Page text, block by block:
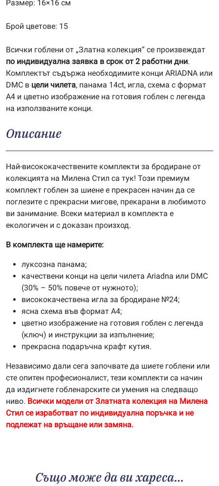
Размер: 16×16 см
Брой цветове: 15
Всички гоблени от „Златна колекция“ се произвеждат
по индивидуална заявка в срок от 2 работни дни.
Комплектът съдържа необходимите конци ARIADNA или
DMC в цели чилета, панама 14ct, игла, схема с формат
А4 и цветно изображение на готовия гоблен с легенда
на използваните конци.
Описание
Най-висококачествените комплекти за бродиране от
колекцията на Милена Стил са тук! Този премиум
комплект гоблен за шиене е прекрасен начин да се
поглезите с прекрасни мигове, прекарани в любимото
ви занимание. Всеки материал в комплекта е
екологичен и с доказан произход.
В комплекта ще намерите:
луксозна панама;
качествени конци на цели чилета Ariadna или DMC
(30% – 50% повече от нужното);
висококачествена игла за бродиране №24;
ясна схема във формат А4;
цветно изображение на готовия гоблен с легенда
(ключ) и инструкции за изпълнение;
прекрасна подаръчна крафт кутия.
Независимо дали сега започвате да шиете гоблени или
сте опитен професионалист, тези комплекти са начин
да издигнете гобленарските си умения на следващо
ниво. Всички модели от Златната колекция на Милена
Стил се изработват по индивидуална поръчка и не
подлежат на връщане или замяна.
Също може да ви хареса…